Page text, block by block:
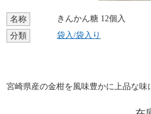
名称
きんかん糖 12個入
分類
袋入/袋入り
宮崎県産の金柑を風味豊かに上品な味